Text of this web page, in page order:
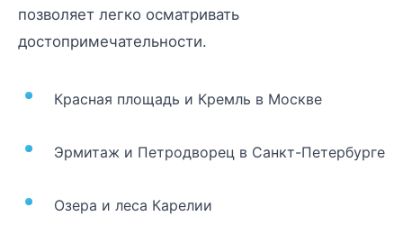
позволяет легко осматривать
достопримечательности.
Красная площадь и Кремль в Москве
Эрмитаж и Петродворец в Санкт-Петербурге
Озера и леса Карелии